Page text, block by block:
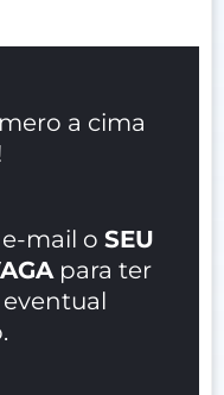
a cima
mail o SEU
para ter